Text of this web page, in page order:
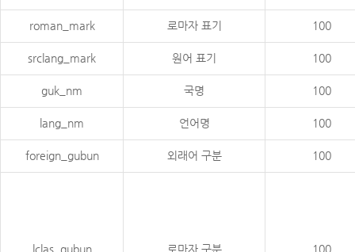
roman_mark 로마자 표기 100
srclang_mark 원어 표기 100
guk_nm 국명 100
lang_nm 언어명 100
foreign_gubun 외래어 구분 100
lclas_gubun 로마자 구분 100